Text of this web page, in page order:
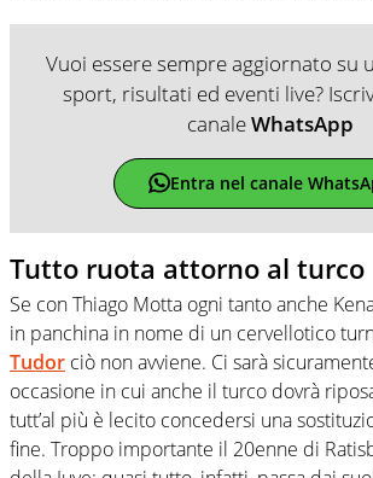
Vuoi essere sempre aggiornato su
sport, risultati ed eventi live?
canaleWhatsApp
Entra nel canale
Tutto ruota attorno al turco
Se con Thiago Motta ogni tanto anche
in panchina in nome di un cervellotico
Tudor ciò non avviene. Ci sarà
occasione in cui anche il turco dovrà
tutt’al più è lecito concedersi una
fine. Troppo importante il 20enne di